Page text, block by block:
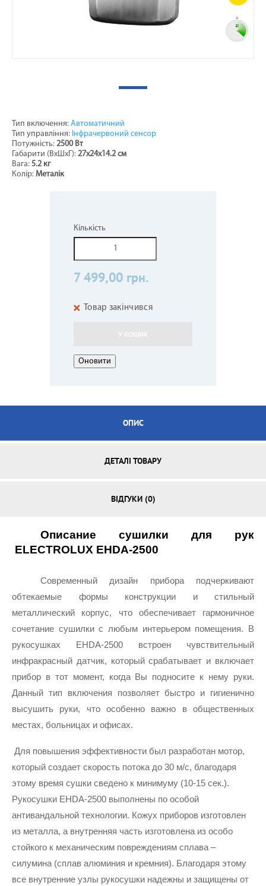
Тип включення: Автоматичний
Тип управління: Інфрачервоний сенсор
Потужність: 2500 Вт
Габарити (ВхШхГ): 27x24x14.2 см
Вага: 5.2 кг
Колір: Металік
Кількість
7 499,00 грн.
Товар закінчився
У КОШИК
ОПИС
ДЕТАЛІ ТОВАРУ
ВІДГУКИ (0)
Описание сушилки для рук
ELECTROLUX EHDA-2500
Современный дизайн прибора подчеркивают
обтекаемые формы конструкции и стильный
металлический корпус, что обеспечивает гармоничное
сочетание сушилки с любым интерьером помещения. В
рукосушках EHDA-2500 встроен чувствительный
инфракрасный датчик, который срабатывает и включает
прибор в тот момент, когда Вы подносите к нему руки.
Данный тип включения позволяет быстро и гигиенично
высушить руки, что особенно важно в общественных
местах, больницах и офисах.
Для повышения эффективности был разработан мотор,
который создает скорость потока до 30 м/с, благодаря
этому время сушки сведено к минимуму (10-15 сек.).
Рукосушки EHDA-2500 выполнены по особой
антивандальной технологии. Кожух приборов изготовлен
из металла, а внутренняя часть изготовлена из особо
стойкого к механическим повреждениям сплава –
силумина (сплав алюминия и кремния). Благодаря этому
все внутренние узлы рукосушки надежны и защищены от